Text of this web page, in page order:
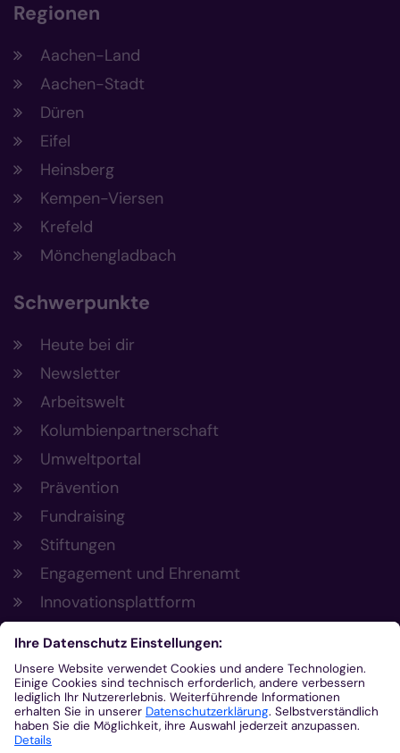
Regionen
Aachen-Land
Aachen-Stadt
Düren
Eifel
Heinsberg
Kempen-Viersen
Krefeld
Mönchengladbach
Schwerpunkte
Heute bei dir
Newsletter
Arbeitswelt
Kolumbienpartnerschaft
Umweltportal
Prävention
Fundraising
Stiftungen
Engagement und Ehrenamt
Innovationsplattform
Aus der Plattform
Nachrichten
Veranstaltungen
Gottesdienste